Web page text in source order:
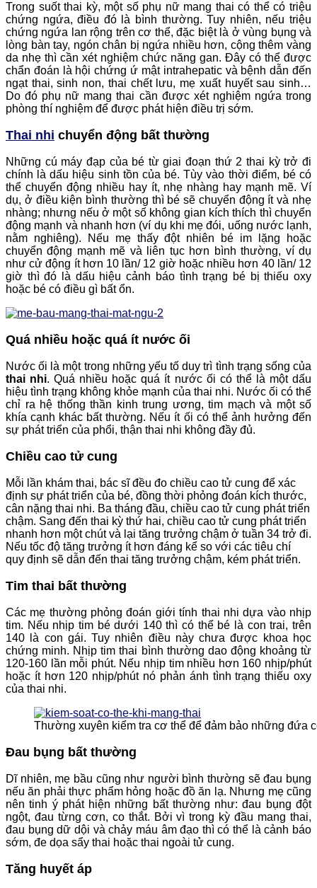
Trong suốt thai kỳ, một số phụ nữ mang thai có thể có triệu
chứng ngứa, điều đó là bình thường. Tuy nhiên, nếu triệu
chứng ngứa lan rộng trên cơ thể, đặc biệt là ở vùng bụng và
lòng bàn tay, ngón chân bị ngứa nhiều hơn, cộng thêm vàng
da nhẹ thì cần xét nghiệm chức năng gan. Đây có thể được
chẩn đoán là hội chứng ứ mật intrahepatic và bệnh dẫn đến
ngạt thai, sinh non, thai chết lưu, mẹ xuất huyết sau sinh…
Do đó phụ nữ mang thai cần được xét nghiệm ngứa trong
phòng thí nghiệm để được phát hiện điều trị sớm.
Thai nhi chuyển động bất thường
Những cú máy đạp của bé từ giai đoạn thứ 2 thai kỳ trở đi
chính là dấu hiệu sinh tồn của bé. Tùy vào thời điểm, bé có
thể chuyển động nhiều hay ít, nhẹ nhàng hay mạnh mẽ. Ví
dụ, ở điều kiện bình thường thì bé sẽ chuyển động ít và nhẹ
nhàng; nhưng nếu ở một số không gian kích thích thì chuyển
động mạnh và nhanh hơn (ví dụ khi mẹ đói, uống nước lạnh,
nằm nghiêng). Nếu mẹ thấy đột nhiên bé im lặng hoặc
chuyển động mạnh mẽ và liên tục hơn bình thường, ví dụ
như cử động ít hơn 10 lần/ 12 giờ hoặc nhiều hơn 40 lần/ 12
giờ thì đó là dấu hiệu cảnh báo tình trạng bé bị thiếu oxy
hoặc bé có điều gì bất ổn.
Quá nhiều hoặc quá ít nước ối
Nước ối là một trong những yếu tố duy trì tình trạng sống của
thai nhi. Quá nhiều hoặc quá ít nước ối có thể là một dấu
hiệu tình trạng không khỏe mạnh của thai nhi. Nước ối có thể
chỉ ra hệ thống thần kinh trung ương, tim mạch và một số
khía cạnh khác bất thường. Nếu ít ối có thể ảnh hưởng đến
sự phát triển của phổi, thận thai nhi không đầy đủ.
Chiều cao tử cung
Mỗi lần khám thai, bác sĩ đều đo chiều cao tử cung để xác
định sự phát triển của bé, đồng thời phỏng đoán kích thước,
cân nặng thai nhi. Ba tháng đầu, chiều cao tử cung phát triển
chậm. Sang đến thai kỳ thứ hai, chiều cao tử cung phát triển
nhanh hơn một chút và lại tăng trưởng chậm ở tuần 34 trở đi.
Nếu tốc độ tăng trưởng ít hơn đáng kể so với các tiêu chí
quy định sẽ dẫn đến thai tăng trưởng chậm, kém phát triển.
Tim thai bất thường
Các mẹ thường phỏng đoán giới tính thai nhi dựa vào nhịp
tim. Nếu nhịp tim bé dưới 140 thì có thể bé là con trai, trên
140 là con gái. Tuy nhiên điều này chưa được khoa học
chứng minh. Nhịp tim thai bình thường dao động khoảng từ
120-160 lần mỗi phút. Nếu nhịp tim nhiều hơn 160 nhịp/phút
hoặc ít hơn 120 nhịp/phút nó phản ánh tình trạng thiếu oxy
của thai nhi.
Thường xuyên kiểm tra cơ thể để đảm bảo những đứa
Đau bụng bất thường
Dĩ nhiên, mẹ bầu cũng như người bình thường sẽ đau bụng
nếu ăn phải thực phẩm hỏng hoặc đồ ăn lạ. Nhưng mẹ cũng
nên tinh ý phát hiện những bất thường như: đau bụng đột
ngột, đau từng cơn, co thắt. Bởi vì trong kỳ đầu mang thai,
đau bụng dữ dội và chảy máu âm đạo thì có thể là cảnh báo
sớm, đe dọa sẩy thai hoặc thai ngoài tử cung.
Tăng huyết áp